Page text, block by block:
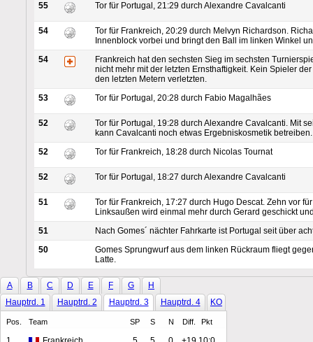
55 Tor für Portugal, 21:29 durch Alexandre Cavalcanti
54
Tor für Frankreich, 20:29 durch Melvyn Richardson.
Innenblock vorbei und bringt den Ball im linken Winkel
54
Frankreich hat den sechsten Sieg im sechsten
nicht mehr mit der letzten Ernsthaftigkeit. Kein Spieler
den letzten Metern verletzten.
53
Tor für Portugal, 20:28 durch Fabio Magalhães
52
Tor für Portugal, 19:28 durch Alexandre Cavalcanti. Mit
kann Cavalcanti noch etwas Ergebniskosmetik betreiben.
52
Tor für Frankreich, 18:28 durch Nicolas Tournat
52 Tor für Portugal, 18:27 durch Alexandre Cavalcanti
51
Tor für Frankreich, 17:27 durch Hugo Descat. Zehn vor
Linksaußen wird einmal mehr durch Gerard geschickt
51
Nach Gomes´ nächter Fahrkarte ist Portugal seit über
50
Gomes Sprungwurf aus dem linken Rückraum fliegt
Latte.
49
Tor für Frankreich, 17:26 durch Hugo Descat.
weiterhin Eigenwerbung, überwindet Quintana mit
48
Magalhães stößt in eine halblinke Lücke, scheitert mit
kurze Ecke aber an Gerard.
48
Paulo Pereira nutzt die T3-Karte.
A B C D E F G
H
Hauptrd. 1
Hauptrd. 2 Hauptrd. 3 Hauptrd. 4 KO
Pos. Team SP S N Diff. Pkt